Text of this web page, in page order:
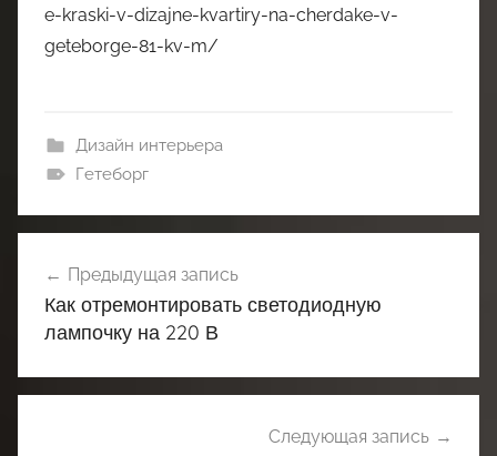
e-kraski-v-dizajne-kvartiry-na-cherdake-v-
geteborge-81-kv-m/
Дизайн интерьера
Гетеборг
по
записям
Предыдущая запись
Как отремонтировать светодиодную
лампочку на 220 В
Следующая запись